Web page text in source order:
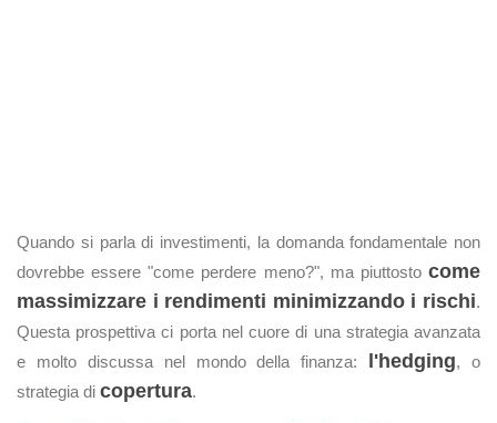
Quando si parla di investimenti, la domanda fondamentale non
dovrebbe essere "come perdere meno?", ma piuttosto come
massimizzare i rendimenti minimizzando i rischi.
Questa prospettiva ci porta nel cuore di una strategia avanzata
e molto discussa nel mondo della finanza:
l'hedging, o
strategia di copertura.